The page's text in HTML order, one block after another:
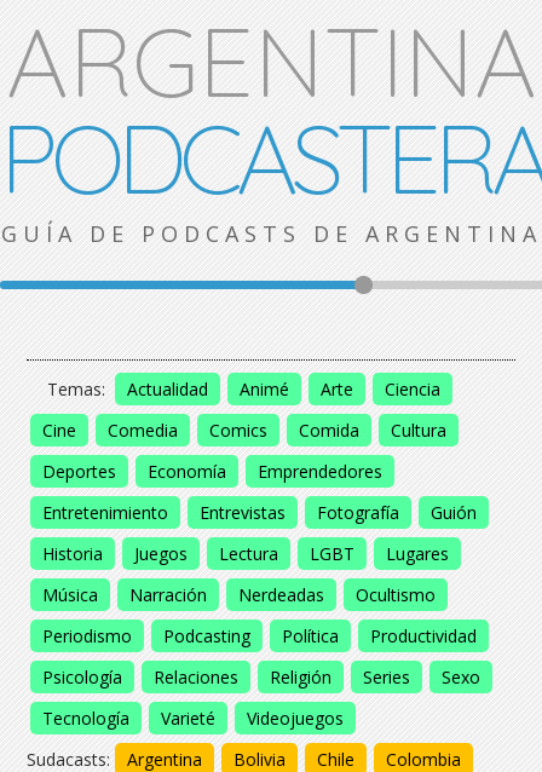
ARGENTINA
GUÍA DE PODCASTS DE ARGENTINA
Temas: Actualidad Animé Arte
Ciencia
Cine
Comedia Comics Comida
Cultura
Deportes
Economía
Emprendedores
Entretenimiento
Entrevistas Fotografía
Guión
Historia
Juegos Lectura LGBT
Lugares
Música
Narración Nerdeadas
Ocultismo
Periodismo
Podcasting Política
Productividad
Psicología
Relaciones Religión Series
Sexo
Tecnología
Varieté
Videojuegos
Sudacasts:
Argentina Bolivia Chile
Colombia